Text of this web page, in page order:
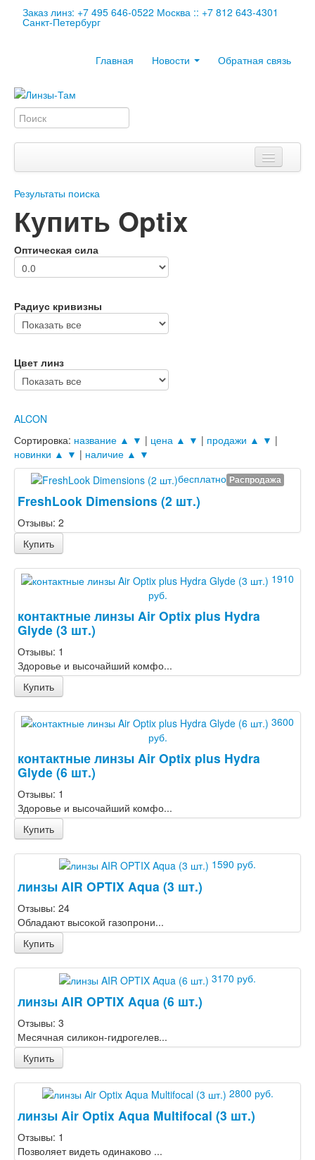
Заказ линз: +7 495 646-0522 Москва :: +7 812 643-4301
Санкт-Петербург
Главная Новости Обратная связь
Контактные линзы
Информация
Результаты поиска
Купить Optix
Оптическая сила
Радиус кривизны
Цвет линз
ALCON
Сортировка: название ▲ ▼ | цена ▲ ▼ | продажи ▲ ▼ |
новинки ▲ ▼ | наличие ▲ ▼
бесплатно Распродажа
FreshLook Dimensions (2 шт.)
Отзывы: 2
Купить
1910
руб.
контактные линзы Air Optix plus Hydra
Glyde (3 шт.)
Отзывы: 1
Здоровье и высочайший комфо...
Купить
3600
руб.
контактные линзы Air Optix plus Hydra
Glyde (6 шт.)
Отзывы: 1
Здоровье и высочайший комфо...
Купить
1590 руб.
линзы AIR OPTIX Aqua (3 шт.)
Отзывы: 24
Обладают высокой газопрони...
Купить
3170 руб.
линзы AIR OPTIX Aqua (6 шт.)
Отзывы: 3
Месячная силикон-гидрогелев...
Купить
2800 руб.
линзы Air Optix Aqua Multifocal (3 шт.)
Отзывы: 1
Позволяет видеть одинаково ...